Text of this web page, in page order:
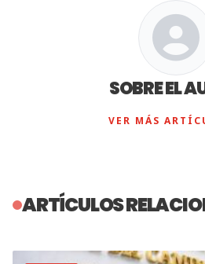
SOBRE EL
VER MÁS
ARTÍCULOS